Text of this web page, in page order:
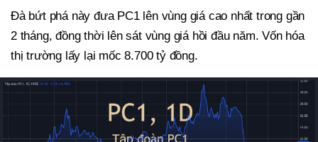
Đà bứt phá này đưa PC1 lên vùng giá cao nhất trong gần
2 tháng, đồng thời lên sát vùng giá hồi đầu năm. Vốn hóa
thị trường lấy lại mốc 8.700 tỷ đồng.